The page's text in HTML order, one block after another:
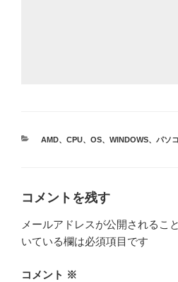
カ
AMD、 CPU、 OS、 WINDOWS、 パソ
コメントを残す
メールアドレスが公開されるこ
いている欄は必須項目です
コメント ※